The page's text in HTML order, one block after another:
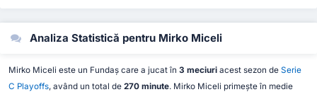
Analiza Statistică pentru Mirko Miceli
Mirko Miceli este un Fundaș care a jucat în 3 meciuriacest sezon de Serie
C Playoffs, având un total de 270 minute. Mirko Miceli primește în medie